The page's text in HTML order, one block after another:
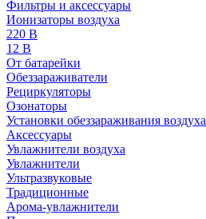
Фильтры и аксессуары
Ионизаторы воздуха
220 В
12 В
От батарейки
Обеззараживатели
Рециркуляторы
Озонаторы
Установки обеззараживания воздуха
Аксессуары
Увлажнители воздуха
Увлажнители
Ультразвуковые
Традиционные
Арома-увлажнители